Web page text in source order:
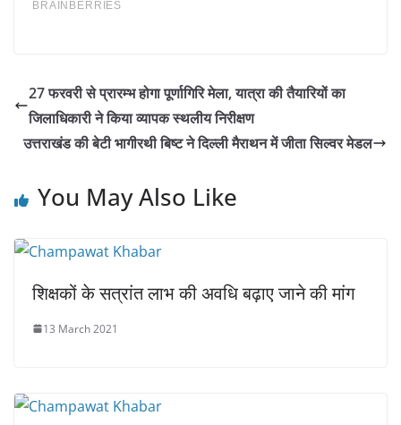
27 फरवरी से प्रारम्भ होगा पूर्णागिरि मेला, यात्रा की तैयारियों का
जिलाधिकारी ने किया व्यापक स्थलीय निरीक्षण
उत्तराखंड की बेटी भागीरथी बिष्ट ने दिल्ली मैराथन में जीता सिल्वर मेडल
You May Also Like
शिक्षकों के सत्रांत लाभ की अवधि बढ़ाए जाने की मांग
13 March 2021